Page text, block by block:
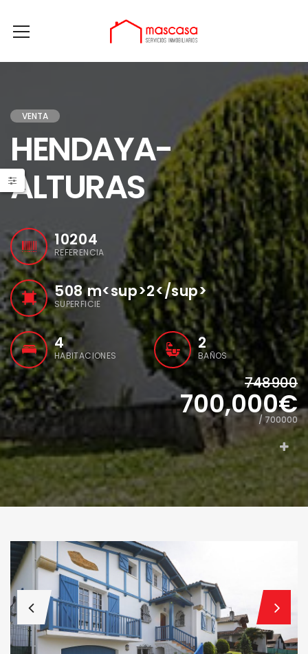
VENTA
HENDAYA-
ALTURAS
10204
REFERENCIA
508m<sup>2</sup>
SUPERFICIE
4
HABITACIONES
2
BAÑOS
748900
700,000€
/ 700000